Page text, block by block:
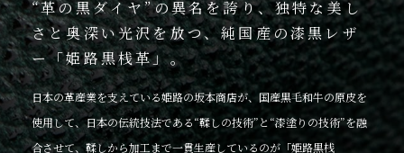
“革の黒ダイヤ”の異名を誇り、独特な美し
さと奥深い光沢を放つ、純国産の漆黒レザ
ー「姫路黒桟革」。
日本の革産業を支えている姫路の坂本商店が、国産黒毛和牛の原皮を
使用して、日本の伝統技法である“鞣しの技術”と“漆塗りの技術”を融
合させて、鞣しから加工まで一貫生産しているのが「姫路黒桟